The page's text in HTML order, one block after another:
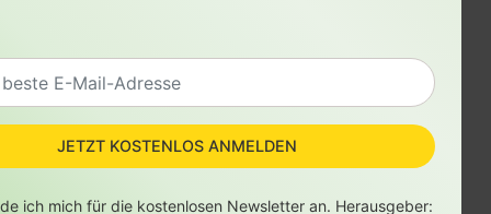
JETZT KOSTENLOS ANMELDEN
ich mich für die kostenlosen Newsletter an. Herausgeber: